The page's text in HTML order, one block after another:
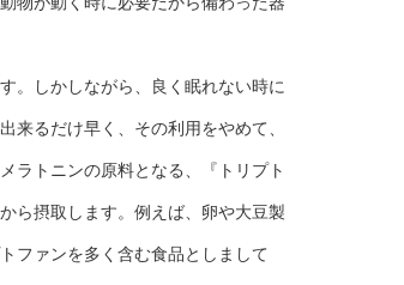
。しかしながら、良く眠れない時に
来るだけ早く、その利用をやめて、
ラトニンの原料となる、『トリプト
ら摂取します。例えば、卵や大豆製
ファンを多く含む食品としまして